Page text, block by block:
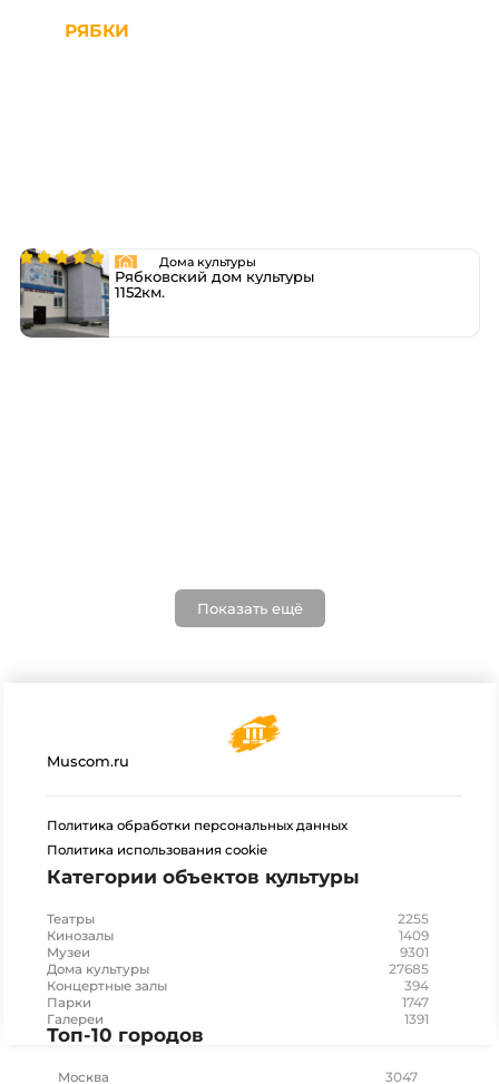
РЯБКИ
Дома культуры
Рябковский дом культуры
1152км.
Показать ещё
Muscom.ru
Политика обработки персональных данных
Политика использования cookie
Категории объектов культуры
Театры 2255
Кинозалы 1409
Музеи 9301
Дома культуры 27685
Концертные залы 394
Парки 1747
Галереи 1391
Топ-10 городов
Москва 3047